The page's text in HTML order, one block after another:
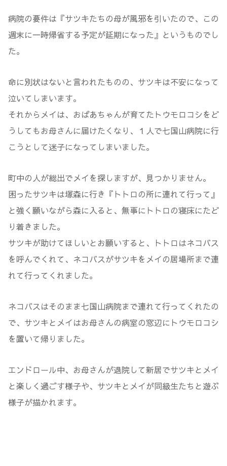
病院の要件は『サツキたちの母が風邪を引いたので、この
週末に一時帰省する予定が延期になった』というものでし
た。
命に別状はないと言われたものの、サツキは不安になって
泣いてしまいます。
それからメイは、おばあちゃんが育てたトウモロコシをど
うしてもお母さんに届けたくなり、１人で七国山病院に行
こうとして迷子になってしまいました。
町中の人が総出でメイを探しますが、見つかりません。
困ったサツキは塚森に行き『トトロの所に連れて行って』
と強く願いながら森に入ると、無事にトトロの寝床にたど
り着きました。
サツキが助けてほしいとお願いすると、トトロはネコバス
を呼んでくれて、ネコバスがサツキをメイの居場所まで連
れて行ってくれました。
ネコバスはそのまま七国山病院まで連れて行ってくれたの
で、サツキとメイはお母さんの病室の窓辺にトウモロコシ
を置いて帰りました。
エンドロール中、お母さんが退院して新居でサツキとメイ
と楽しく過ごす様子や、サツキとメイが同級生たちと遊ぶ
様子が描かれます。